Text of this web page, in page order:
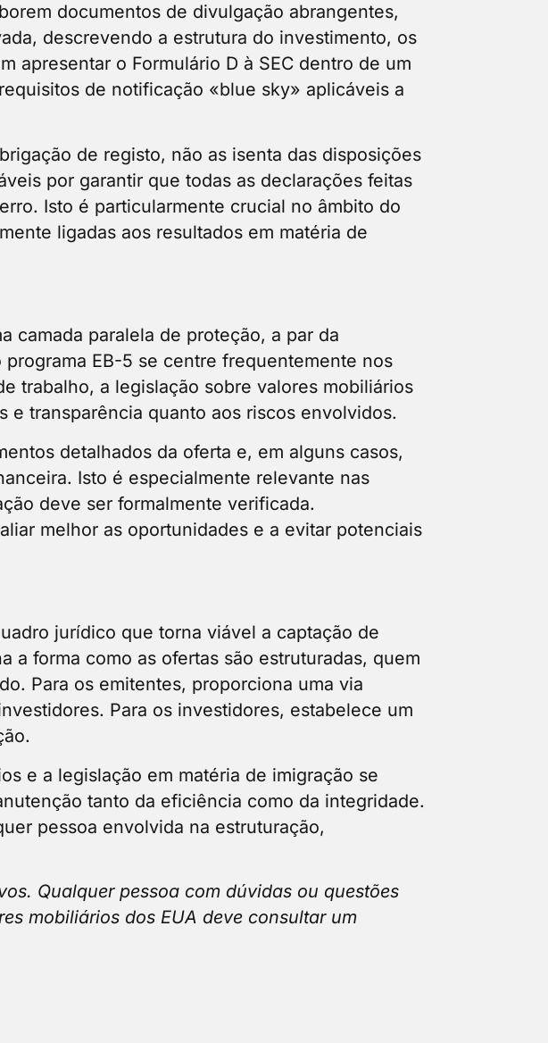
documentos de divulgação abrangentes,
descrevendo a estrutura do investimento, os
apresentar o Formulário D à SEC dentro de um
de notificação «blue sky» aplicáveis a
de registo, não as isenta das disposições
por garantir que todas as declarações feitas
Isto é particularmente crucial no âmbito do
ligadas aos resultados em matéria de
camada paralela de proteção, a par da
EB-5 se centre frequentemente nos
trabalho, a legislação sobre valores mobiliários
e transparência quanto aos riscos envolvidos.
detalhados da oferta e, em alguns casos,
Isto é especialmente relevante nas
deve ser formalmente verificada.
melhor as oportunidades e a evitar potenciais
jurídico que torna viável a captação de
a forma como as ofertas são estruturadas, quem
Para os emitentes, proporciona uma via
Para os investidores, estabelece um
e a legislação em matéria de imigração se
tanto da eficiência como da integridade.
pessoa envolvida na estruturação,
Qualquer pessoa com dúvidas ou questões
mobiliários dos EUA deve consultar um